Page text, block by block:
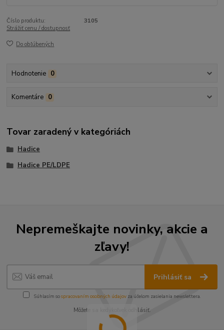
Číslo produktu:
3105
Strážiť cenu / dostupnosť
Do obľúbených
Hodnotenie 0
Komentáre 0
Tovar zaradený v kategóriách
Hadice
Hadice PE/LDPE
Nepremeškajte novinky, akcie a
zľavy!
Prihlásiť sa
Súhlasím sospracovaním osobných údajov za účelom zasielania newslettera.
Môžete sa kedykoľvek odhlásiť.